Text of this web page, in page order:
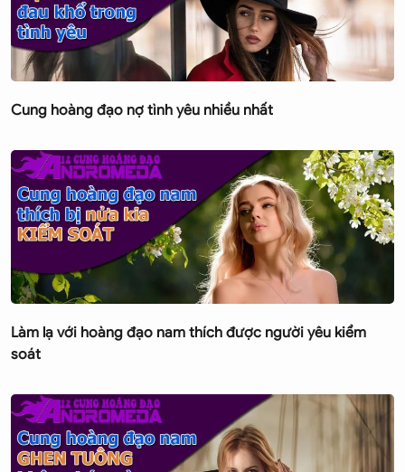
Cung hoàng đạo nợ tình yêu nhiều nhất
Làm lạ với hoàng đạo nam thích được người yêu kiểm
soát